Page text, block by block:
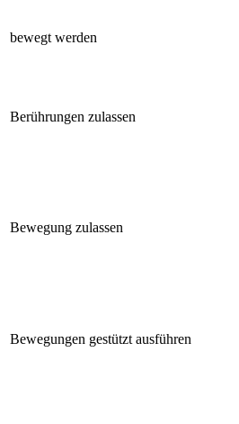
bewegt werden
Berührungen zulassen
Bewegung zulassen
Bewegungen gestützt ausführen